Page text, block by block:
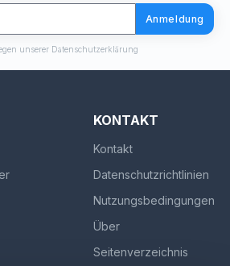
Anmeldung
unserer Datenschutzerklärung
KONTAKT
Kontakt
Datenschutzrichtlinien
Nutzungsbedingungen
Über
Seitenverzeichnis